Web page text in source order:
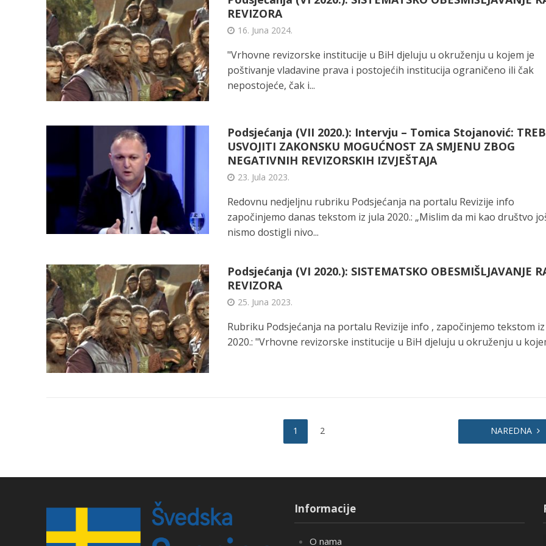
REVIZORA
16. Juna 2024.
"Vrhovne revizorske institucije u BiH djeluju u okruženju u kojem je
poštivanje vladavine prava i postojećih institucija ograničeno ili čak
nepostojeće, čak i...
Podsjećanja (VII 2020.): Intervju – Tomica Stojanović:
USVOJITI ZAKONSKU MOGUĆNOST ZA SMJENU ZBOG
NEGATIVNIH REVIZORSKIH IZVJEŠTAJA
23. Jula 2023.
Redovnu nedjeljnu rubriku Podsjećanja na portalu Revizije info
započinjemo danas tekstom iz jula 2020.: „Mislim da mi kao društvo
nismo dostigli nivo...
Podsjećanja (VI 2020.): SISTEMATSKO OBESMIŠLJAVANJE
REVIZORA
25. Juna 2023.
Rubriku Podsjećanja na portalu Revizije info , započinjemo tekstom
2020.: "Vrhovne revizorske institucije u BiH djeluju u okruženju u
1 2 NAREDNA
Informacije
O nama